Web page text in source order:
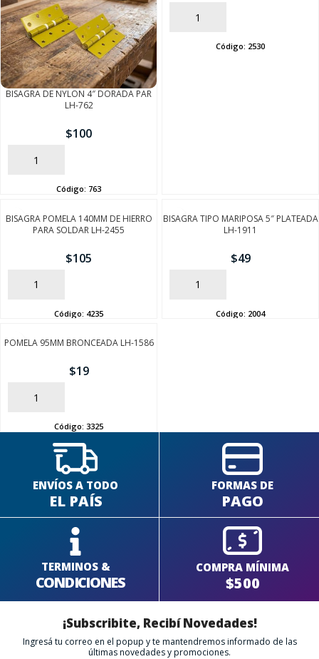
BISAGRA DE NYLON 4″ DORADA PAR
LH-762
$100
AÑADIR
Código: 763
AÑADIR
Código: 2530
BISAGRA POMELA 140MM DE HIERRO
PARA SOLDAR LH-2455
$105
AÑADIR
Código: 4235
BISAGRA TIPO MARIPOSA 5″ PLATEADA
LH-1911
$49
AÑADIR
Código: 2004
POMELA 95MM BRONCEADA LH-1586
$19
AÑADIR
Código: 3325
ENVÍOS A TODO
EL PAÍS
FORMAS DE
PAGO
TERMINOS &
CONDICIONES
COMPRA MÍNIMA
$500
¡Subscribite, Recibí Novedades!
Ingresá tu correo en el popup y te mantendremos informado de las
últimas novedades y promociones.
SEGUÍ COMPRANDO